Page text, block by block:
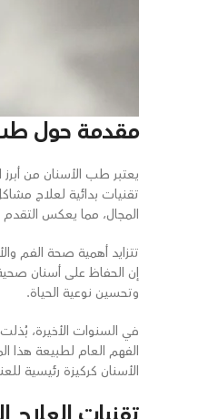
مقدمة حول
يعتبر طب الأسنان من
تقنيات بدائية لعلاج
المجال، مما يعكس
تتزايد أهمية صحة الفم
إن الحفاظ على أسنان صحية
وتحسين نوعية الحياة.
في السنوات الأخيرة،
الفهم العام لطبيعة هذا
الأسنان كركيزة رئيسية